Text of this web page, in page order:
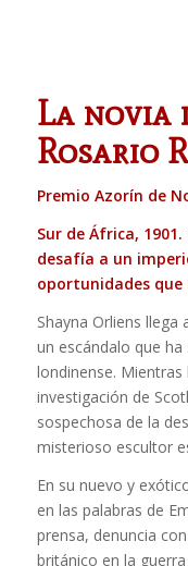
La novia
Rosario
Premio Azorín de
Sur de África,
desafía a un
oportunidades
Shayna Orliens llega
un escándalo que
londinense.
investigación de
sospechosa de la
misterioso escultor
En su nuevo y
en las palabras de
prensa, denuncia
británico en la